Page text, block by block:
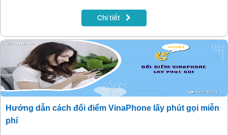
Chi tiết
Hướng dẫn cách đổi điểm VinaPhone lấy phút gọi miễn
phí